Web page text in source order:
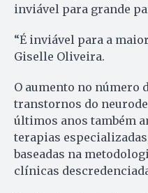
inviável para grande
“É inviável para a
Giselle Oliveira.
O aumento no número
transtornos do
últimos anos também
terapias
baseadas na
clínicas